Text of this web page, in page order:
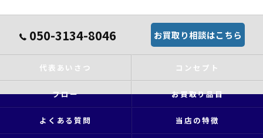
050-3134-8046 お買取り相談はこちら
代表あいさつ コンセプト
フロー お買取り品目
よくある質問 当店の特徴